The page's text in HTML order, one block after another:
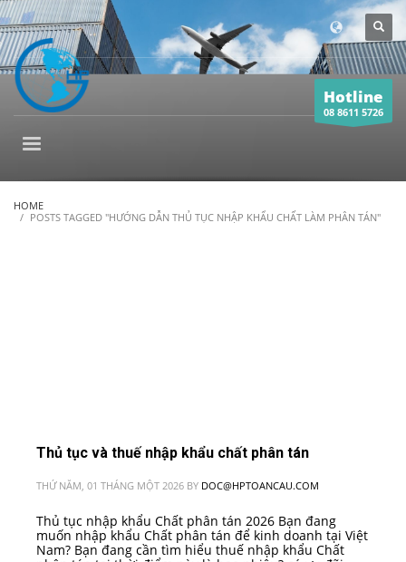
Hotline
08 8611 5726
HOME
POSTS TAGGED "HƯỚNG DẪN THỦ TỤC NHẬP KHẨU CHẤT LÀM PHÂN TÁN"
Thủ tục và thuế nhập khẩu chất phân tán
THỨ NĂM, 01 THÁNG MỘT 2026 BY DOC@HPTOANCAU.COM
Thủ tục nhập khẩu Chất phân tán 2026 Bạn đang
muốn nhập khẩu Chất phân tán để kinh doanh tại Việt
Nam? Bạn đang cần tìm hiểu thuế nhập khẩu Chất